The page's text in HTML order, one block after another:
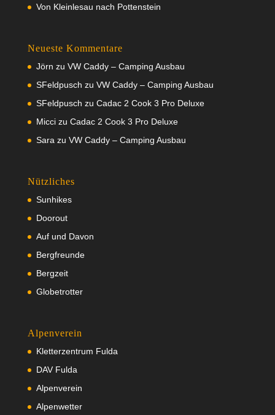
Von Kleinlesau nach Pottenstein
Neueste Kommentare
Jörn zu VW Caddy – Camping Ausbau
SFeldpusch zu VW Caddy – Camping Ausbau
SFeldpusch zu Cadac 2 Cook 3 Pro Deluxe
Miccizu Cadac 2 Cook 3 Pro Deluxe
Sara zu VW Caddy – Camping Ausbau
Nützliches
Sunhikes
Doorout
Auf und Davon
Bergfreunde
Bergzeit
Globetrotter
Alpenverein
Kletterzentrum Fulda
DAV Fulda
Alpenverein
Alpenwetter